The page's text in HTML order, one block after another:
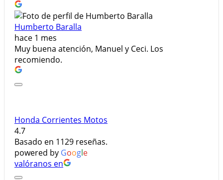
Humberto Baralla
hace 1 mes
Muy buena atención, Manuel y Ceci. Los
recomiendo.
Honda Corrientes Motos
4.7
Basado en 1129 reseñas.
powered by Google
valóranos en